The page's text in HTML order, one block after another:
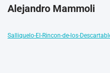
Alejandro Mammoli
Salliquelo-El-Rincon-de-los-